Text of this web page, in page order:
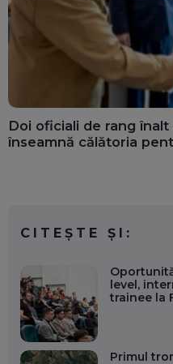
Doi oficiali de rang
înseamnă călătoria
CITEȘTE ȘI:
level,
trainee la
Primul